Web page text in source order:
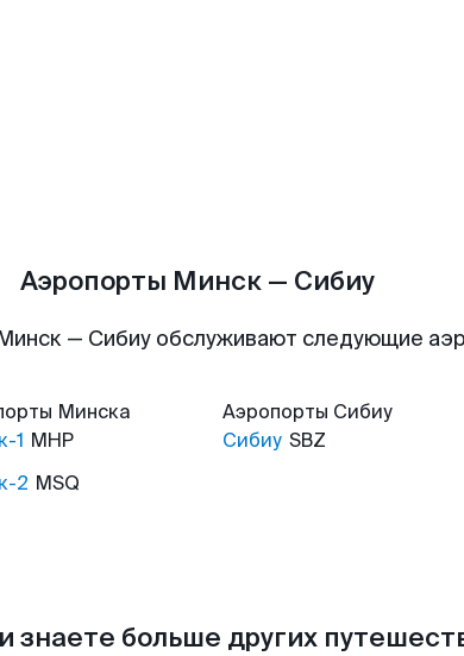
Аэропорты Минск — Сибиу
— Сибиу обслуживают следующие
Минска
1 MHP
2 MSQ
Аэропорты Сибиу
Сибиу SBZ
знаете больше других